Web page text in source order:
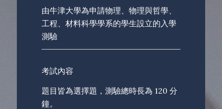
由牛津大學為申請物理、物理與哲學、
工程、材料科學學系的學生設立的入學
測驗
考試內容
題目皆為選擇題 ，測驗總時長為 120 分
鐘。